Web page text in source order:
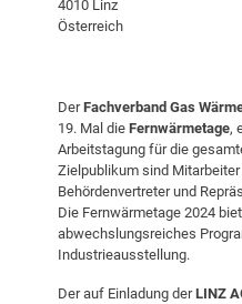
4010 Linz
Österreich
DerFachverband Gas
19. Mal die Fernwärmetage,
Arbeitstagung für die
Zielpublikum sind
Behördenvertreter und
Die Fernwärmetage 2024
abwechslungsreiches
Industrieausstellung.
Der auf Einladung derLINZ